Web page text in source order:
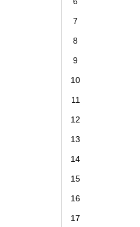
7
8
9
10
11
12
13
14
15
16
17